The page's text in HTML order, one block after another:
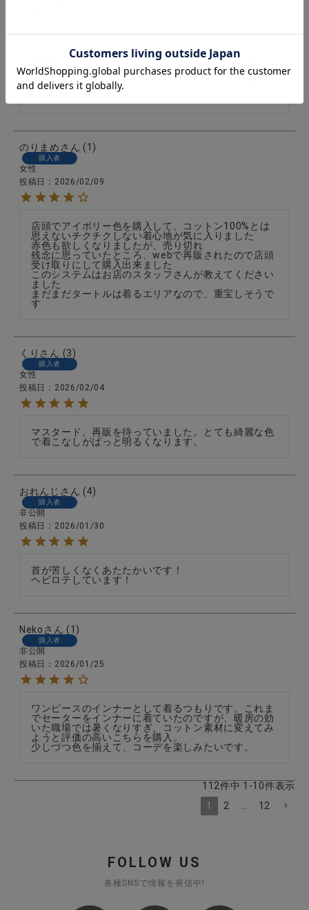
本当にチクチクしません。着やすいし温かくて最高で
す！
他の色も2着追加で購入しましたが、全色コンプリー
トしても良いぐらい気に入っています。これは絶対買
のりまめ 1
購入者
女性
投稿日
2026/02/09
店頭でアイボリー色を購入して、コットン100%とは
思えないチクチクしない着心地が気に入りました
赤色も欲しくなりましたが、売り切れ
残念に思っていたところ、webで再販されたので店頭
受け取りにして購入出来ました
このシステムはお店のスタッフさんが教えてください
ました
まだまだタートルは着るエリアなので、重宝しそうで
す
くり 3
購入者
女性
投稿日
2026/02/04
マスタード、再販を待っていました。とても綺麗な色
で着こなしがぱっと明るくなります。
おれんじ 4
購入者
非公開
投稿日
2026/01/30
首が苦しくなくあたたかいです！
ヘビロテしています！
Neko 1
購入者
非公開
投稿日
2026/01/25
ワンピースのインナーとして着るつもりです。これま
でセーターをインナーに着ていたのですが、暖房の効
いた職場では暑くなりすぎ、コットン素材に変えてみ
ようと評価の高いこちらを購入。
少しづつ色を揃えて、コーデを楽しみたいです。
112件中 1 -10件表示
1
2 12
FOLLOW US
各種SNSで情報を発信中!